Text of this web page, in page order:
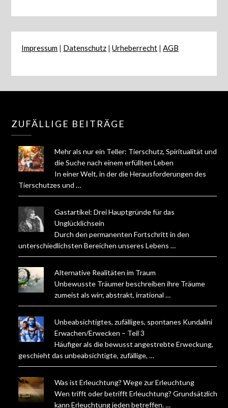
Impressum | Datenschutz |Urheberrecht |AGB
ZUFÄLLIGE BEITRÄGE
Mehr als nur ein Teller: Tierschutz, Spiritualität und
die Suche nach einem erfüllten Leben
In einer Welt, in der die Herausforderungen des
Tierschutzes und …
Gastartikel: Drei Hauptgründe für das
Unglücklichsein
Durch den permanenten Fortschritt in den
unterschiedlichsten Bereichen unseres Lebens …
Alternative Realitäten im Traum
Unbewusste Träumer beschreiben ihre Träume
zumeist als wirr, abstrakt, irrational …
Unbeabsichtigtes, zufälliges, spontanes Kundalini
Erwachen/Erwecken – Teil 3
Häufiger als die bewusst angestrebte Erweckung,
geschieht das unbeabsichtigte, zufällige, …
Was ist Erleuchtung? Wege zur Erleuchtung
Wen trifft oder betrifft Erleuchtung? Grundsätzlich
kann Erleuchtung jeden betreffen. …